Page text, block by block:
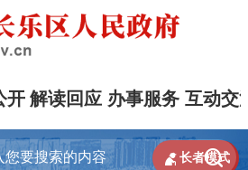
开 解读回应 办事服务 互动交

 长者模式